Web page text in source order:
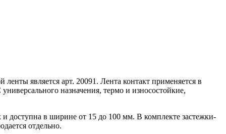
является арт. 20091. Лента контакт применяется в
назначения, термо и износостойкие,
и доступна в ширине от 15 до 100 мм. В комплекте застежки-
отдельно.